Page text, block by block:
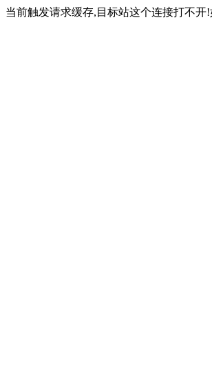
当前触发请求缓存,目标站这个连接打不